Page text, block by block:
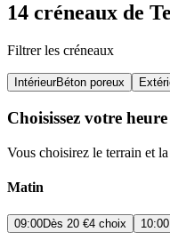
14 créneaux de
Filtrer les créneaux
IntérieurBéton poreux
Choisissez votre heure
Vous choisirez le terrain et
Matin
09:00Dès 20 €4 choix 10:00